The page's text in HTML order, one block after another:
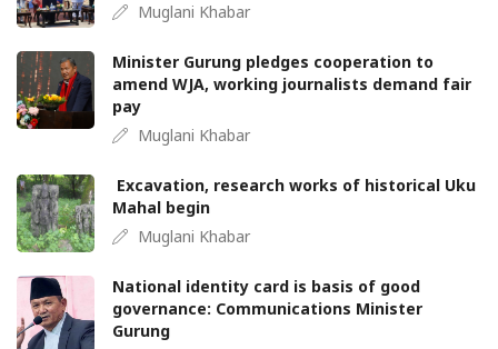
Muglani Khabar
Minister Gurung pledges cooperation to
amend WJA, working journalists demand fair
pay
Muglani Khabar
Excavation, research works of historical Uku
Mahal begin
Muglani Khabar
National identity card is basis of good
governance: Communications Minister
Gurung